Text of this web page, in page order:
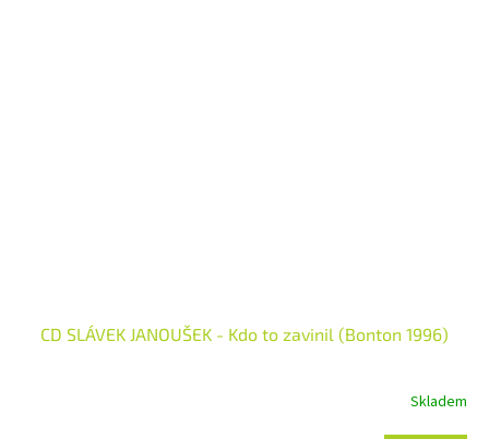
CD SLÁVEK JANOUŠEK - Kdo to zavinil (Bonton 1996)
Skladem